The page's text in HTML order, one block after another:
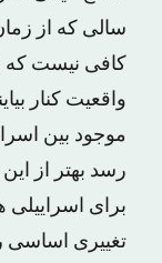
سالی که از
کافی نیست که
واقعیت کنار
موجود بین
رسد بهتر از
برای اسراییلی
تغییری